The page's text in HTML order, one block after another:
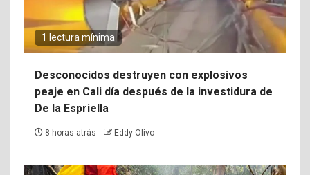
1 lectura mínima
Desconocidos destruyen con explosivos
peaje en Cali día después de la investidura de
De la Espriella
8 horas atrás Eddy Olivo